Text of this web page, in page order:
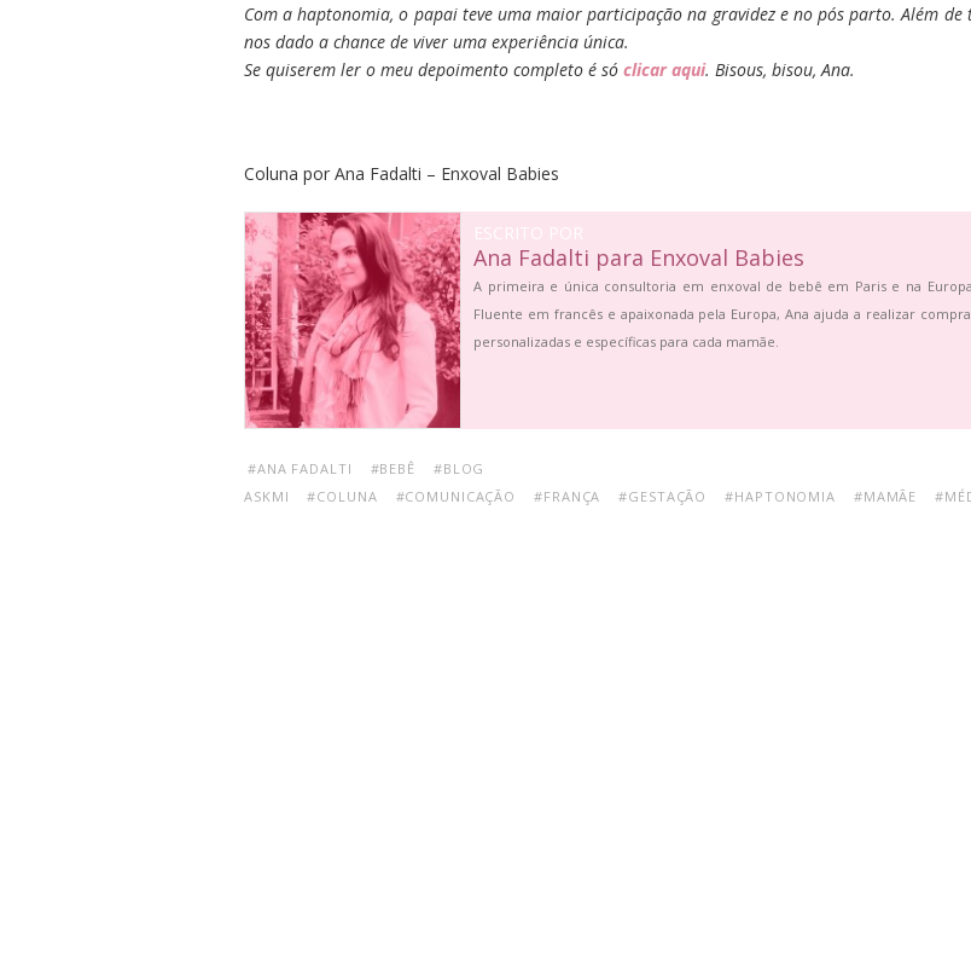
Com a haptonomia, o papai teve uma maior participação na gravidez e no pós parto. Além de
nos dado a chance de viver uma experiência única.
Se quiserem ler o meu depoimento completo é só clicar aqui. Bisous, bisou, Ana.
Coluna por Ana Fadalti – Enxoval Babies
ESCRITO POR
Ana Fadalti para Enxoval Babies
A primeira e única consultoria em enxoval de bebê em Paris e na
Fluente em francês e apaixonada pela Europa, Ana ajuda a realizar
personalizadas e específicas para cada mamãe.
#ANA FADALTI #BEBÊ
#BLOG
ASKMI
#COLUNA #COMUNICAÇÃO #FRANÇA #GESTAÇÃO #HAPTONOMIA #MAMÃE